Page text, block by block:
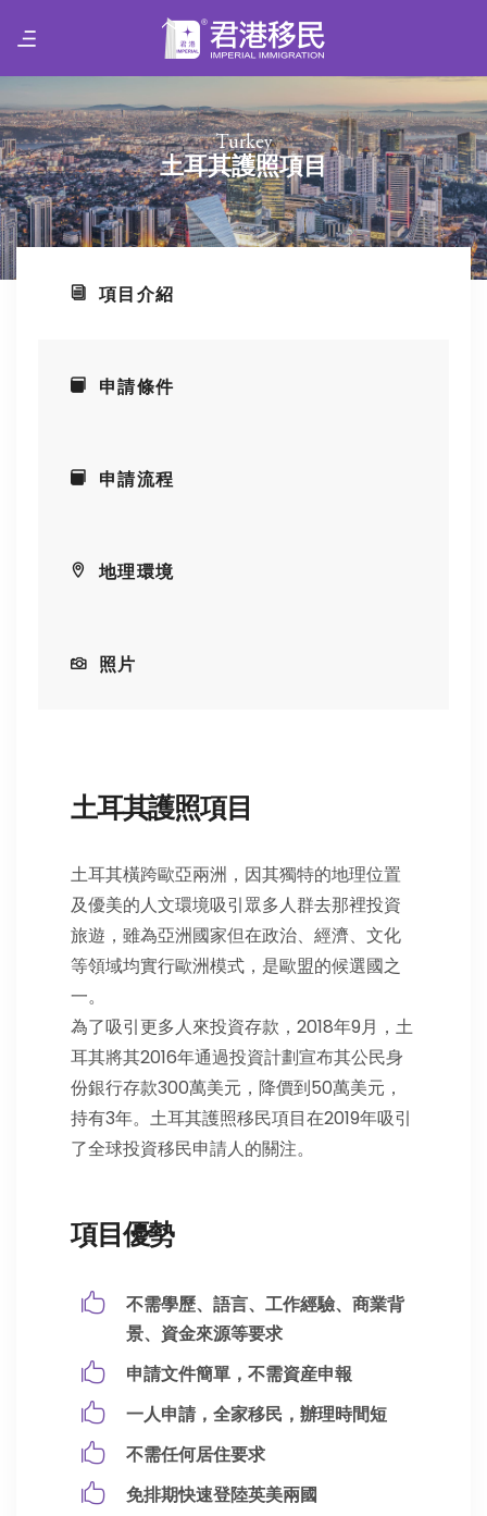
Turkey
土耳其護照項目
項目介紹
地理環境
照片
申請條件
申請流程
土耳其護照項目
土耳其橫跨歐亞兩洲，因其獨特的地理位置
及優美的人文環境吸引眾多人群去那裡投資
旅遊，雖為亞洲國家但在政治、經濟、文化
等領域均實行歐洲模式，是歐盟的候選國之
一。
為了吸引更多人來投資存款，2018年9月，土
耳其將其2016年通過投資計劃宣布其公民身
份銀行存款300萬美元，降價到50萬美元，
持有3年。土耳其護照移民項目在2019年吸引
了全球投資移民申請人的關注。
項目優勢
不需學歷、語言、工作經驗、商業背
景、資金來源等要求
申請文件簡單，不需資産申報
一人申請，全家移民，辦理時間短
不需任何居住要求
免排期快速登陸英美兩國